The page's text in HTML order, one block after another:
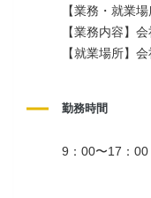
【業務・就業
【業務内容】
【就業場所】
勤務時間
9：00〜17：00